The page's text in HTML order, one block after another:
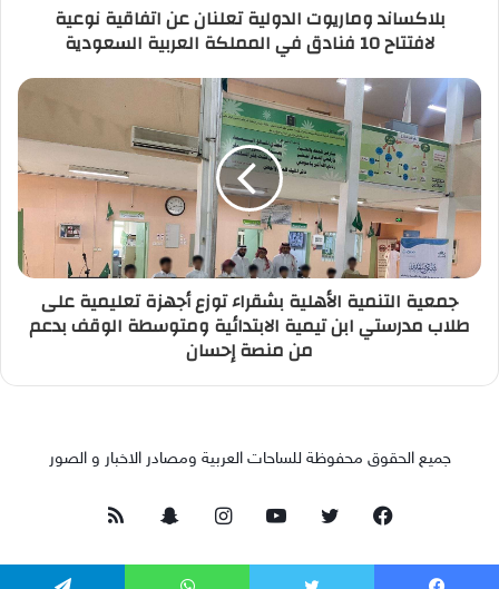
بلاكساند وماريوت الدولية تعلنان عن اتفاقية نوعية
لافتتاح 10 فنادق في المملكة العربية السعودية
جمعية التنمية الأهلية بشقراء توزع أجهزة تعليمية على
طلاب مدرستي ابن تيمية الابتدائية ومتوسطة الوقف بدعم
من منصة إحسان
جميع الحقوق محفوظة للساحات العربية ومصادر الاخبار و الصور
فيسبوك تويتر يوتيوبانستقرامسناب
تشات
ملخص
الموقع